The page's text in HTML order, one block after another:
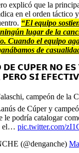
explicó que la
en el orden táctico
“El equipo
lugar de la
Cuando el equipo
de
𝗗𝗘 𝗖𝗨́𝗣𝗘𝗥 𝗡𝗢 𝗘𝗦
𝗦𝗜́
campeón de la
de Cúper y
le podría catalogar
el… pic.twitter.com/
(@denganche)